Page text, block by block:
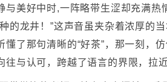
与美好中时,一阵略带生涩却充满热
龙井！”这声音虽夹杂着浓厚的
懂了那句清晰的“好茶”，那一刻，
往与认可，跨越了语言的界限，拉